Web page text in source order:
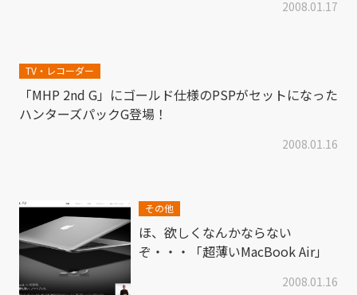
2008.01.17
TV・レコーダー
「MHP 2nd G」にゴールド仕様のPSPがセットになった
ハンターズパックG登場！
2008.01.16
その他
ほ、欲しくなんかならない
ぞ・・・「超薄いMacBook Air」
2008.01.16